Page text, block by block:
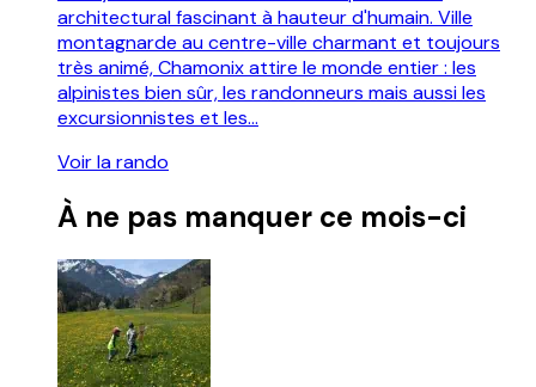
architectural fascinant à hauteur d'humain. Ville
montagnarde au centre-ville charmant et toujours
très animé, Chamonix attire le monde entier : les
alpinistes bien sûr, les randonneurs mais aussi les
excursionnistes et les...
Voir la rando
À ne pas manquer ce mois-ci